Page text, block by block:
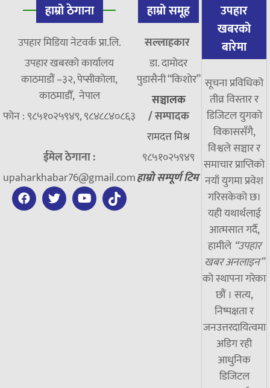
हाम्रो ठेगाना
उपहार मिडिया नेटवर्क प्रा.लि.
उपहार खबरको कार्यालय
काठमाडौं –३२, पेप्सीकोला,
काठमाडौँ, नेपाल
फोन : ९८५१०२५९४९, ९८४८८४०८६३
ईमेल ठेगाना :
upaharkhabar76@gmail.com
हाम्रो समूह
सल्लाहकार
डा. दामाेदर
पुडासैनी “किशाेर”
सञ्चालक
/सम्पादक
रामदत्त मिश्र
९८५१०२५९४९
हाम्रो सम्पूर्ण टिम
उपहार
खबरको
बारेमा
सूचना प्रविधिको
तीव्र विस्तार र
डिजिटल युगको
विकाससँगै,
विश्वले सञ्चार र
समाचार प्राप्तिको
नयाँ युगमा प्रवेश
गरिसकेको छ।
यही यथार्थलाई
आत्मसात गर्दै,
हामीले “उपहार
खबर अनलाइन”
को स्थापना गरेका
छौं । सत्य,
निष्पक्षता र
जनउत्तरदायित्वमा
अडिग रही
आधुनिक
डिजिटल